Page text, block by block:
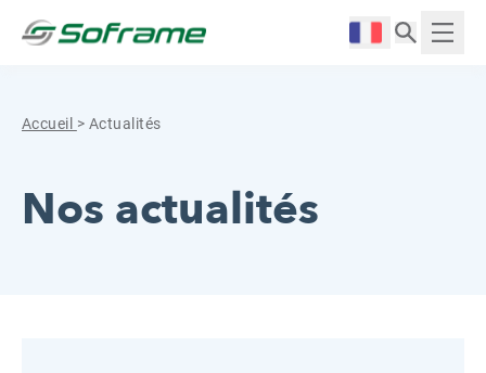
Langue :
Accueil > Actualités
Nos actualités